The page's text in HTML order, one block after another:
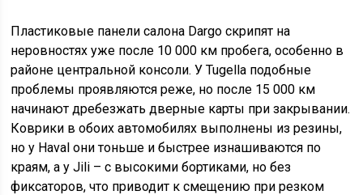
Пластиковые панели салона Dargo скрипят на
неровностях уже после 10 000 км пробега, особенно в
районе центральной консоли. У Tugella подобные
проблемы проявляются реже, но после 15 000 км
начинают дребезжать дверные карты при закрывании.
Коврики в обоих автомобилях выполнены из резины,
но у Haval они тоньше и быстрее изнашиваются по
краям, а у Jili – с высокими бортиками, но без
фиксаторов, что приводит к смещению при резком